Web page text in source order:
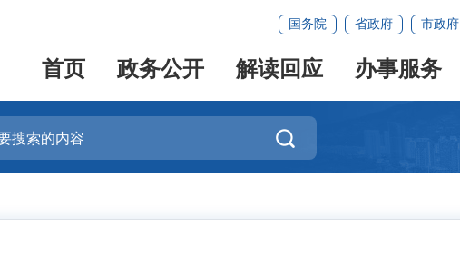
国务院 省政府 市政府
首页 政务公开 解读回应 办事服务
